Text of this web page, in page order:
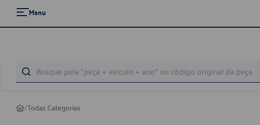
Menu
/Todas Categorias